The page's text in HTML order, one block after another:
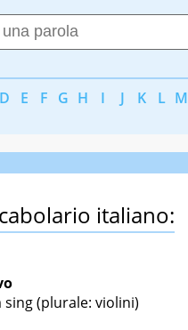
D E F G H I J K L M
italiano:
sing(plurale: violini)